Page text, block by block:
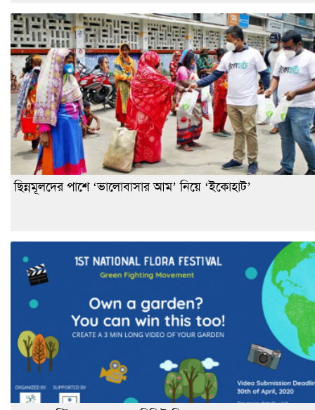
ছিন্নমূলদের পাশে ‘ভালোবাসার আম’ নিয়ে ‘ইকোহাট’